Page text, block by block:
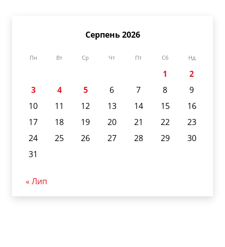
Серпень 2026
Пн Вт Ср Чт Пт Сб Нд
1
2
3
4 5 6 7 8
9
10
11 12 13 14 15
16
17
18 19 20 21 22
23
24
25 26 27 28 29
30
31
« Лип